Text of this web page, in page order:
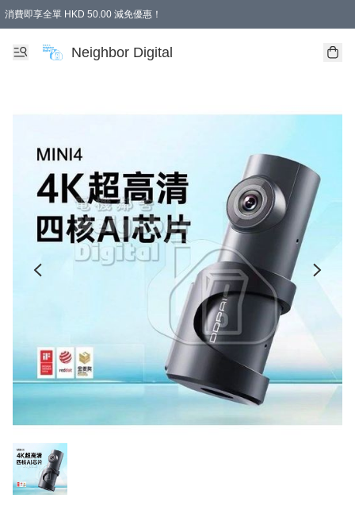
消費即享全單 HKD 50.00 減免優惠！
Neighbor Digital